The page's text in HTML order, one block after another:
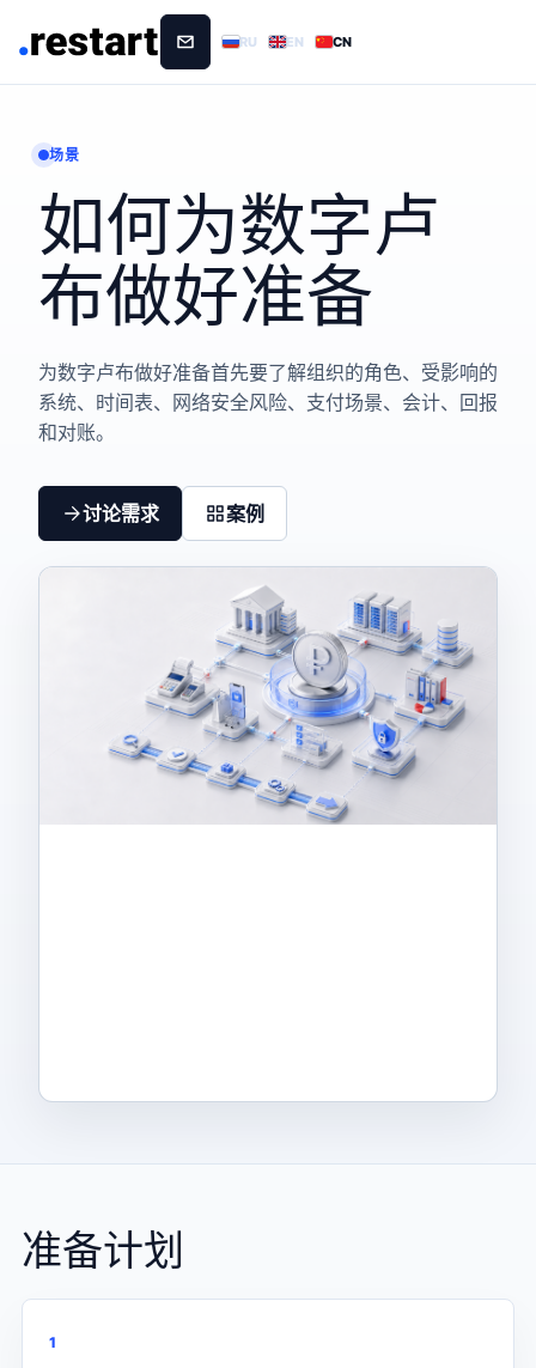
RU EN CN
场景
如何为数字卢
布做好准备
为数字卢布做好准备首先要了解组织的角色、受影响的
系统、时间表、网络安全风险、支付场景、会计、回报
和对账。
讨论需求 案例
准备计划
1